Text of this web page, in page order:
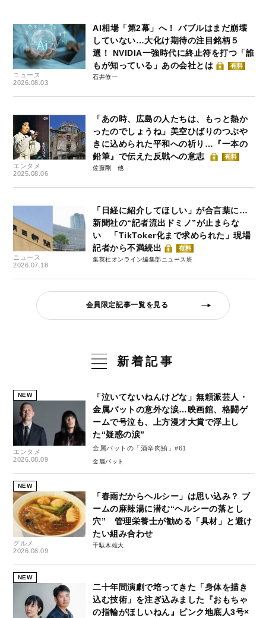
ニュース
2026.08.03
AI相場「第2幕」へ！ バブルはまだ崩壊
していない…大化け期待の注目銘柄５
選！ NVIDIA一強時代に終止符を打つ「誰
もが知っている」あの会社とは
有料
石井僚一
エンタメ
2025.08.06
「あの時、広島の人たちは、もっと熱か
ったのでしょうね」美空ひばりのつぶや
きに込められた平和への祈り…『一本の
鉛筆』で伝えた反戦への意志
有料
佐藤剛
ニュース
2026.07.18
「日経に紹介してほしい」が合言葉に…
新聞社の“記者流出ドミノ”が止まらな
い 「TikToker化まで求められた」現場
記者から不満続出
有料
集英社オンライン編集部ニュース班
会員限定記事一覧を見る
新着記事
NEW
エンタメ
2026.08.09
「泣いてないねんけどな」無頼派芸人・
金属バットの意外な涙…映画館、格闘ゲ
ームで号泣も、上方漫才大賞で浮上し
た“疑惑の涙”
金属バットの「酒辛肉鮪」#61
金属バット
NEW
グルメ
2026.08.09
「春雨だからヘルシー」は思い込み？ ブ
ームの麻辣湯に潜む“ヘルシーの落とし
穴” 管理栄養士が勧める「具材」と避け
たい組み合わせ
千駄木雄大
NEW
二十年間演劇で培ってきた「身体を描き
込む技術」を注ぎ込みました『おもちゃ
の指輪がほしいねん』ピンク地底人3号×